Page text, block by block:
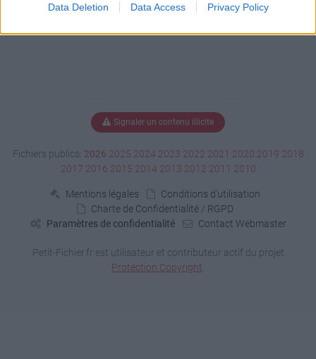
Data Deletion Data Access Privacy Policy
Signaler un contenu illicite
Fichiers publics: 2026 2025 2024 2023 2022 2021 2020 2019 2018
2017 2016 2015 2014 2013 2012 2011 2010
Mentions légales
Conditions d'utilisation
Charte de Confidentialité / RGPD
Paramètres de confidentialité
Contact Webmaster
Petit-Fichier.fr est utilisateur et contributeur actif du projet
Protection Copyright.